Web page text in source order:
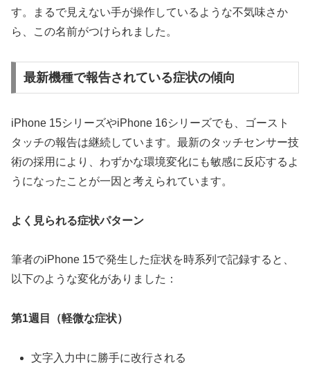
す。まるで見えない手が操作しているような不気味さか
ら、この名前がつけられました。
最新機種で報告されている症状の傾向
iPhone 15シリーズやiPhone 16シリーズでも、ゴースト
タッチの報告は継続しています。最新のタッチセンサー技
術の採用により、わずかな環境変化にも敏感に反応するよ
うになったことが一因と考えられています。
よく見られる症状パターン
筆者のiPhone 15で発生した症状を時系列で記録すると、
以下のような変化がありました：
第1週目（軽微な症状）
文字入力中に勝手に改行される